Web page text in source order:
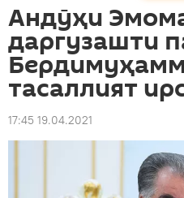
Андӯҳи
даргузашти
тасаллият
17:45 19.04.2021